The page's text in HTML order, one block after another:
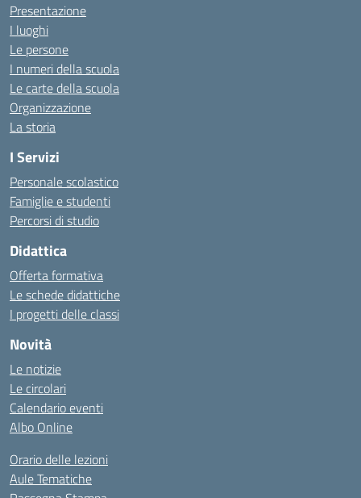
Presentazione
I luoghi
Le persone
I numeri della scuola
Le carte della scuola
Organizzazione
La storia
I Servizi
Personale scolastico
Famiglie e studenti
Percorsi di studio
Didattica
Offerta formativa
Le schede didattiche
I progetti delle classi
Novità
Le notizie
Le circolari
Calendario eventi
Albo Online
Orario delle lezioni
Aule Tematiche